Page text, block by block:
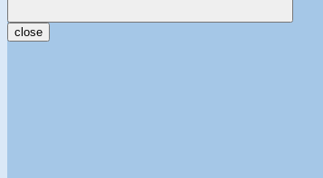
close